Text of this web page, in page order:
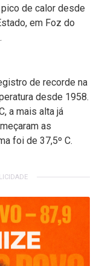
de calor desde
em Foz do
de recorde na
desde 1958.
a mais alta já
as
foi de 37,5º C.